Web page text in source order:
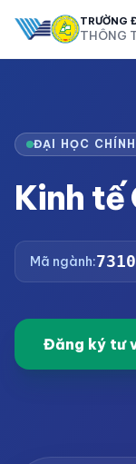
TRƯỜNG
THÔNG
ĐẠI HỌC
Kinh tế
Mã ngành:
Đăng ký tư